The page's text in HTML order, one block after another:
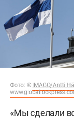
Фото: © IMAGO/Antti
«Мы сделали